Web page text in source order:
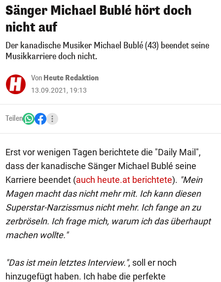
Sänger Michael Bublé hört doch
nicht auf
Der kanadische Musiker Michael Bublé (43) beendet seine
Musikkarriere doch nicht.
Von Heute Redaktion
13.09.2021, 19:13
Teilen
Erst vor wenigen Tagen berichtete die "Daily Mail",
dass der kanadische Sänger Michael Bublé seine
Karriere beendet (auch heute.at berichtete). "Mein
Magen macht das nicht mehr mit. Ich kann diesen
Superstar-Narzissmus nicht mehr. Ich fange an zu
zerbröseln. Ich frage mich, warum ich das überhaupt
machen wollte."
"Das ist mein letztes Interview.", soll er noch
hinzugefügt haben. Ich habe die perfekte